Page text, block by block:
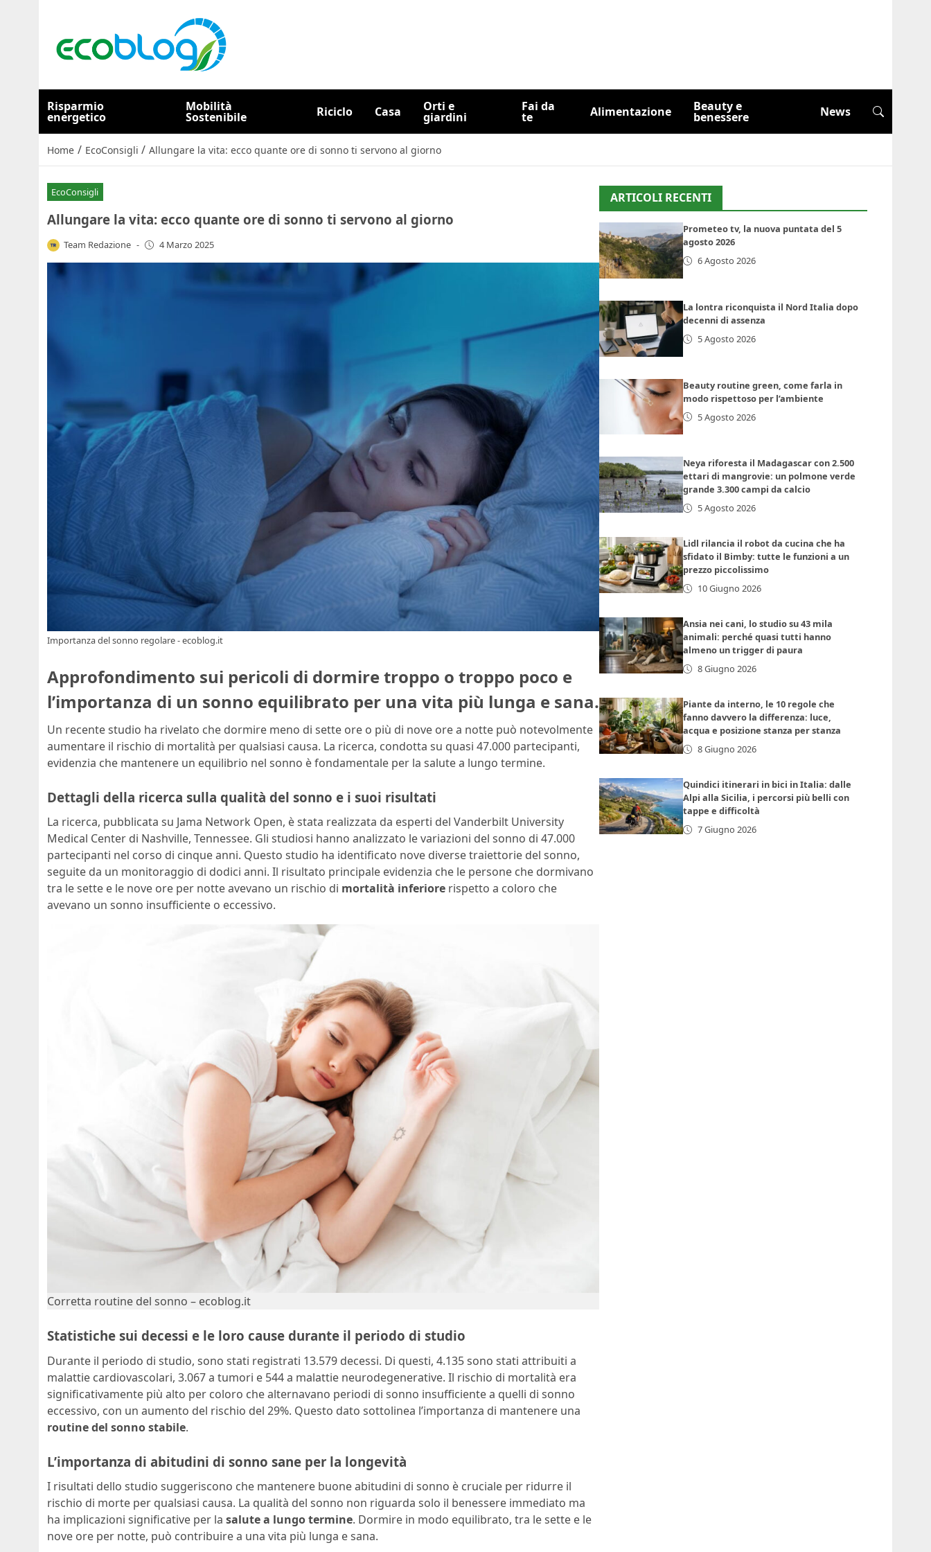
Risparmio
energetico
Mobilità
Sostenibile Riciclo Casa Orti e
giardini
Fai da
te Alimentazione Beauty e
benessere News
Home / EcoConsigli / Allungare la vita: ecco quante ore di sonno ti servono al giorno
EcoConsigli
Allungare la vita: ecco quante ore di sonno ti servono al giorno
Team Redazione - 4 Marzo 2025
Importanza del sonno regolare - ecoblog.it
Approfondimento sui pericoli di dormire troppo o troppo poco e
l’importanza di un sonno equilibrato per una vita più lunga e sana.
Un recente studio ha rivelato che dormire meno di sette ore o più di nove ore a notte può notevolmente
aumentare il rischio di mortalità per qualsiasi causa. La ricerca, condotta su quasi 47.000 partecipanti,
evidenzia che mantenere un equilibrio nel sonno è fondamentale per la salute a lungo termine.
Dettagli della ricerca sulla qualità del sonno e i suoi risultati
La ricerca, pubblicata su Jama Network Open, è stata realizzata da esperti del Vanderbilt University
Medical Center di Nashville, Tennessee. Gli studiosi hanno analizzato le variazioni del sonno di 47.000
partecipanti nel corso di cinque anni. Questo studio ha identificato nove diverse traiettorie del sonno,
seguite da un monitoraggio di dodici anni. Il risultato principale evidenzia che le persone che dormivano
tra le sette e le nove ore per notte avevano un rischio di mortalità inferiore rispetto a coloro che
avevano un sonno insufficiente o eccessivo.
Corretta routine del sonno – ecoblog.it
Statistiche sui decessi e le loro cause durante il periodo di studio
Durante il periodo di studio, sono stati registrati 13.579 decessi. Di questi, 4.135 sono stati attribuiti a
malattie cardiovascolari, 3.067 a tumori e 544 a malattie neurodegenerative. Il rischio di mortalità era
significativamente più alto per coloro che alternavano periodi di sonno insufficiente a quelli di sonno
eccessivo, con un aumento del rischio del 29%. Questo dato sottolinea l’importanza di mantenere una
routine del sonno stabile.
L’importanza di abitudini di sonno sane per la longevità
I risultati dello studio suggeriscono che mantenere buone abitudini di sonno è cruciale per ridurre il
rischio di morte per qualsiasi causa. La qualità del sonno non riguarda solo il benessere immediato ma
ha implicazioni significative per la salute a lungo termine. Dormire in modo equilibrato, tra le sette e le
nove ore per notte, può contribuire a una vita più lunga e sana.
ARTICOLI RECENTI
Prometeo tv, la nuova puntata del 5
agosto 2026
6 Agosto 2026
La lontra riconquista il Nord Italia dopo
decenni di assenza
5 Agosto 2026
Beauty routine green, come farla in
modo rispettoso per l’ambiente
5 Agosto 2026
Neya riforesta il Madagascar con 2.500
ettari di mangrovie: un polmone verde
grande 3.300 campi da calcio
5 Agosto 2026
Lidl rilancia il robot da cucina che ha
sfidato il Bimby: tutte le funzioni a un
prezzo piccolissimo
10 Giugno 2026
Ansia nei cani, lo studio su 43 mila
animali: perché quasi tutti hanno
almeno un trigger di paura
8 Giugno 2026
Piante da interno, le 10 regole che
fanno davvero la differenza: luce,
acqua e posizione stanza per stanza
8 Giugno 2026
Quindici itinerari in bici in Italia: dalle
Alpi alla Sicilia, i percorsi più belli con
tappe e difficoltà
7 Giugno 2026